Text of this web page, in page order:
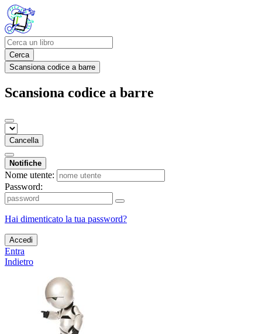
Cerca
Scansiona codice a barre
Scansiona codice a barre
Cancella
Notifiche
Nome utente:
Password:
Hai dimenticato la tua password?
Accedi
Entra
Indietro